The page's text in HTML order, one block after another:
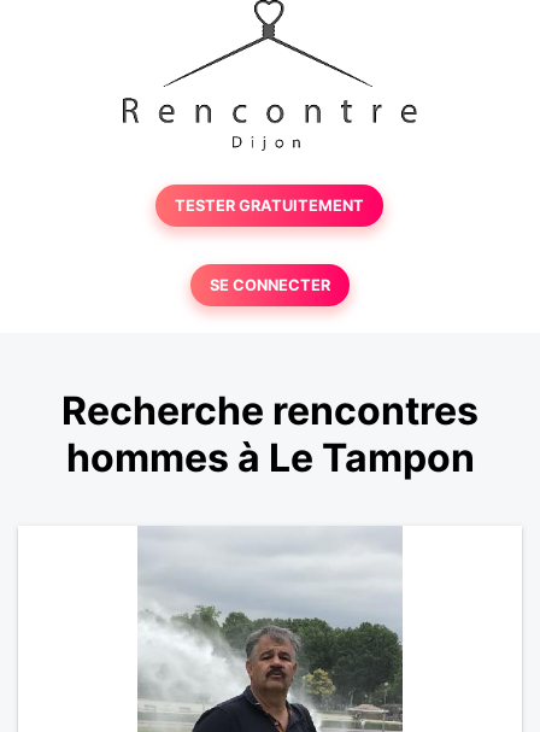
TESTER GRATUITEMENT
SE CONNECTER
Recherche rencontres
hommes à Le Tampon